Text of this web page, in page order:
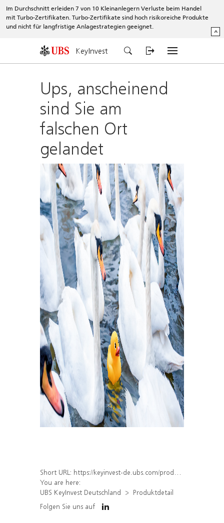
Im Durchschnitt erleiden 7 von 10 Kleinanlegern Verluste beim Handel
mit Turbo-Zertifikaten. Turbo-Zertifikate sind hoch risikoreiche Produkte
und nicht für langfristige Anlagestrategien geeignet.
^
KeyInvest
Ups, anscheinend
sind Sie am
falschen Ort
gelandet
Short URL: https://keyinvest-de.ubs.com/produkt/detail/index/isin/DE000WA62WS5
You are here:
UBS KeyInvest Deutschland
Produktdetail
Folgen Sie uns auf